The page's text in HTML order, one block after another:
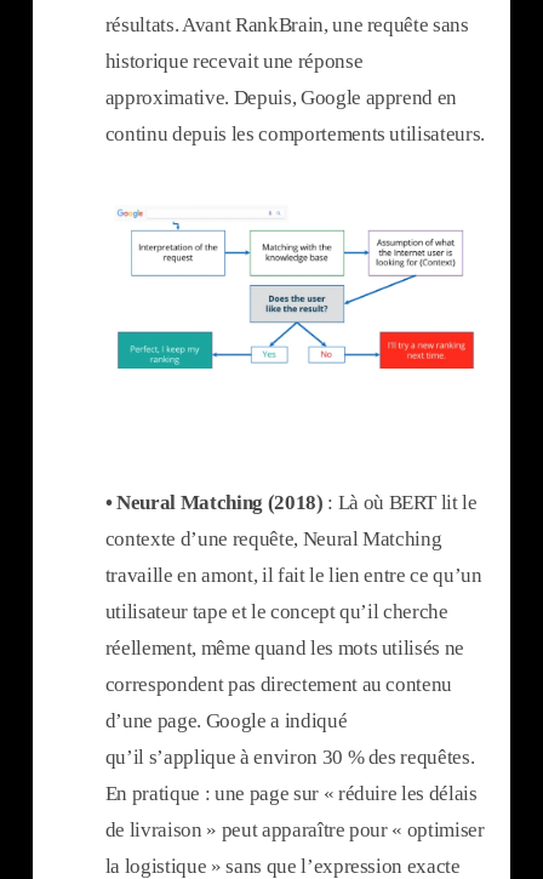
résultats. Avant RankBrain, une requête sans
historique recevait une réponse
approximative. Depuis, Google apprend en
continu depuis les comportements utilisateurs.
• Neural Matching (2018) : Là où BERT lit le
contexte d’une requête, Neural Matching
travaille en amont, il fait le lien entre ce qu’un
utilisateur tape et le concept qu’il cherche
réellement, même quand les mots utilisés ne
correspondent pas directement au contenu
d’une page. Google a indiqué
qu’il s’applique à environ 30 % des requêtes.
En pratique : une page sur « réduire les délais
de livraison » peut apparaître pour « optimiser
la logistique » sans que l’expression exacte